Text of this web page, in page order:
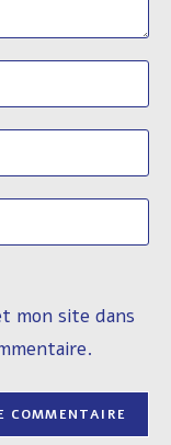
mon site dans